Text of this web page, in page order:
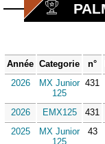
Année Categorie n°
2026
MX Junior
125
431
2026 EMX125 431
2025
MX Junior
125
43